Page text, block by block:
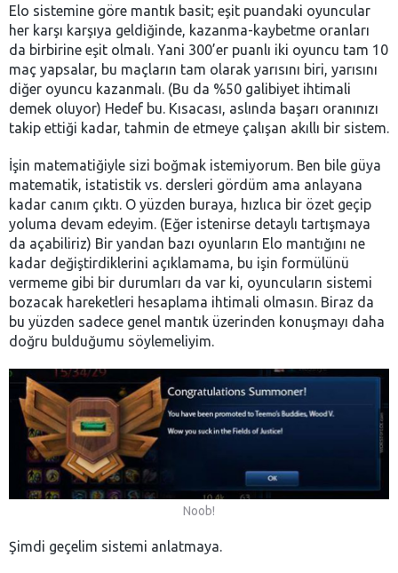
Elo sistemine göre mantık basit; eşit puandaki oyuncular
her karşı karşıya geldiğinde, kazanma-kaybetme oranları
da birbirine eşit olmalı. Yani 300’er puanlı iki oyuncu tam 10
maç yapsalar, bu maçların tam olarak yarısını biri, yarısını
diğer oyuncu kazanmalı. (Bu da %50 galibiyet ihtimali
demek oluyor) Hedef bu. Kısacası, aslında başarı oranınızı
takip ettiği kadar, tahmin de etmeye çalışan akıllı bir sistem.
İşin matematiğiyle sizi boğmak istemiyorum. Ben bile güya
matematik, istatistik vs. dersleri gördüm ama anlayana
kadar canım çıktı. O yüzden buraya, hızlıca bir özet geçip
yoluma devam edeyim. (Eğer istenirse detaylı tartışmaya
da açabiliriz) Bir yandan bazı oyunların Elo mantığını ne
kadar değiştirdiklerini açıklamama, bu işin formülünü
vermeme gibi bir durumları da var ki, oyuncuların sistemi
bozacak hareketleri hesaplama ihtimali olmasın. Biraz da
bu yüzden sadece genel mantık üzerinden konuşmayı daha
doğru bulduğumu söylemeliyim.
Noob!
Şimdi geçelim sistemi anlatmaya.